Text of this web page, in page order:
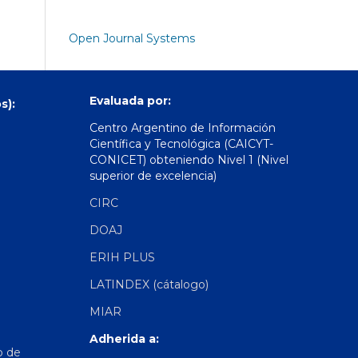
Open Journal Systems
de
Evaluada por:
Centro Argentino de Información
Científica y Tecnológica (CAICYT-
CONICET) obteniendo Nivel 1 (Nivel
superior de excelencia)
CIRC
DOAJ
ERIH PLUS
LATINDEX (cátalogo)
MIAR
Adherida a: